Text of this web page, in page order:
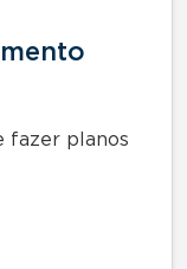
fazer planos